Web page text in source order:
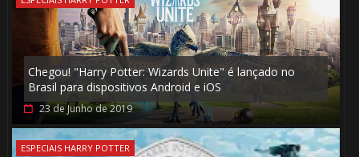
Chegou! "Harry Potter: Wizards Unite" é lançado no
Brasil para dispositivos Android e iOS
23 de Junho de 2019
ESPECIAIS HARRY POTTER
1️⃣ 8️⃣
8️⃣